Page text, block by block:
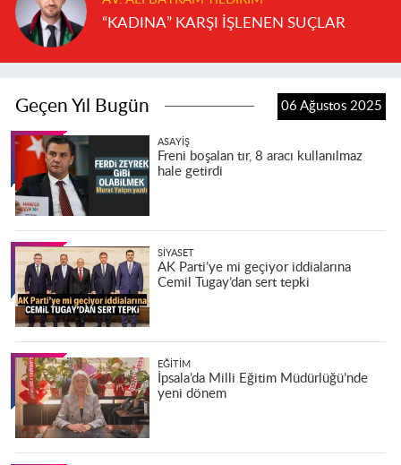
“KADINA” KARŞI İŞLENEN SUÇLAR
Geçen Yıl Bugün 06 Ağustos 2025
ASAYIŞ
Freni boşalan tır, 8 aracı kullanılmaz
hale getirdi
SIYASET
AK Parti’ye mi geçiyor iddialarına
Cemil Tugay’dan sert tepki
EĞITIM
İpsala’da Milli Eğitim Müdürlüğü’nde
yeni dönem